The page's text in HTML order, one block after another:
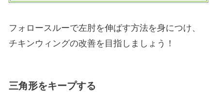
フォロースルーで左肘を伸ばす方法を身につけ、
チキンウィングの改善を目指しましょう！
三角形をキープする